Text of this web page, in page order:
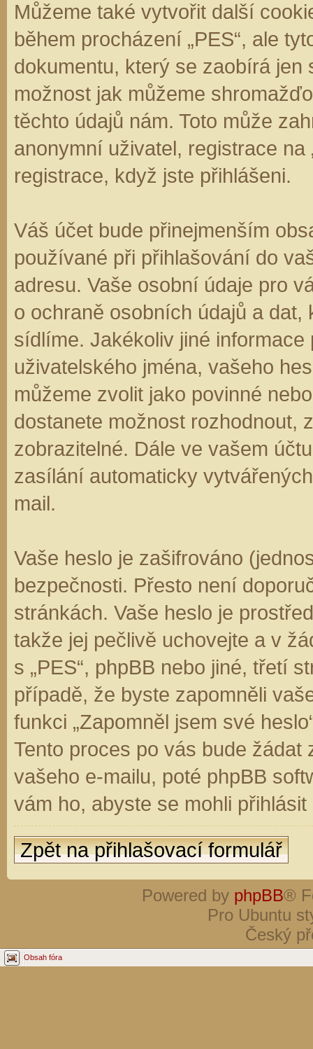
Můžeme také vytvořit další
během procházení „PES“, ale
dokumentu, který se zaobírá jen
možnost jak můžeme
těchto údajů nám. Toto může
anonymní uživatel, registrace
registrace, když jste přihlášeni.
Váš účet bude přinejmenším
používané při přihlašování do
adresu. Vaše osobní údaje pro
o ochraně osobních údajů a
sídlíme. Jakékoliv jiné informace
uživatelského jména, vašeho
můžeme zvolit jako povinné
dostanete možnost rozhodnout,
zobrazitelné. Dále ve vašem
zasílání automaticky
mail.
Vaše heslo je zašifrováno
bezpečnosti. Přesto není
stránkách. Vaše heslo je
takže jej pečlivě uchovejte a v
s „PES“, phpBB nebo jiné, třetí
případě, že byste zapomněli
funkci „Zapomněl jsem své
Tento proces po vás bude
vašeho e-mailu, poté phpBB
vám ho, abyste se mohli
Zpět na přihlašovací formulář
Powered by phpBB®
Pro Ubuntu
Český
Obsah fóra